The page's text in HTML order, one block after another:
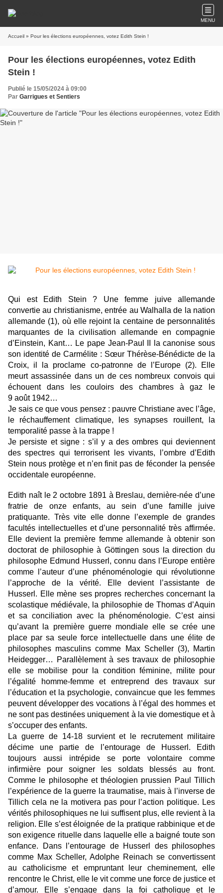
MENU
Accueil » Pour les élections européennes, votez Edith Stein !
Pour les élections européennes, votez Edith
Stein !
Publié le 15/05/2024 à 09:00
Par Garrigues et Sentiers
Qui est Edith Stein ? Une femme juive allemande
convertie au christianisme, entrée au Walhalla de la nation
allemande (1), où elle rejoint la centaine de personnalités
marquantes de la civilisation allemande en compagnie
d’Einstein, Kant… Le pape Jean-Paul II la canonise sous
son identité de Carmélite : Sœur Thérèse-Bénédicte de la
Croix, il la proclame co-patronne de l’Europe (2). Elle
meurt assassinée dans un de ces nombreux convois qui
échouent dans les couloirs des chambres à gaz le
9 août 1942…
Je sais ce que vous pensez : pauvre Christiane avec l’âge,
le réchauffement climatique, les synapses rouillent, la
temporalité passe à la trappe !
Je persiste et signe : s’il y a des ombres qui deviennent
des spectres qui terrorisent les vivants, l’ombre d’Edith
Stein nous protège et n’en finit pas de féconder la pensée
occidentale européenne.
Edith naît le 2 octobre 1891 à Breslau, dernière-née d’une
fratrie de onze enfants, au sein d’une famille juive
pratiquante. Très vite elle donne l’exemple de grandes
facultés intellectuelles et d’une personnalité très affirmée.
Elle devient la première femme allemande à obtenir son
doctorat de philosophie à Göttingen sous la direction du
philosophe Edmund Husserl, connu dans l’Europe entière
comme l’auteur d’une phénoménologie qui révolutionne
l’approche de la vérité. Elle devient l’assistante de
Husserl. Elle mène ses propres recherches concernant la
scolastique médiévale, la philosophie de Thomas d’Aquin
et sa conciliation avec la phénoménologie. C’est ainsi
qu’avant la première guerre mondiale elle se crée une
place par sa seule force intellectuelle dans une élite de
philosophes masculins comme Max Scheller (3), Martin
Heidegger… Parallèlement à ses travaux de philosophie
elle se mobilise pour la condition féminine, milite pour
l’égalité homme-femme et entreprend des travaux sur
l’éducation et la psychologie, convaincue que les femmes
peuvent développer des vocations à l’égal des hommes et
ne sont pas destinées uniquement à la vie domestique et à
s’occuper des enfants.
La guerre de 14-18 survient et le recrutement militaire
décime une partie de l’entourage de Husserl. Edith
toujours aussi intrépide se porte volontaire comme
infirmière pour soigner les soldats blessés au front.
Comme le philosophe et théologien prussien Paul Tillich
l’expérience de la guerre la traumatise, mais à l’inverse de
Tillich cela ne la motivera pas pour l’action politique. Les
vérités philosophiques ne lui suffisent plus, elle revient à la
religion. Elle s’est éloignée de la pratique rabbinique et de
son exigence rituelle dans laquelle elle a baigné toute son
enfance. Dans l’entourage de Husserl des philosophes
comme Max Scheller, Adolphe Reinach se convertissent
au catholicisme et empruntant leur cheminement, elle
rencontre le Christ, elle le vit comme une force de justice et
d’amour. Elle s’engage dans la foi catholique et le